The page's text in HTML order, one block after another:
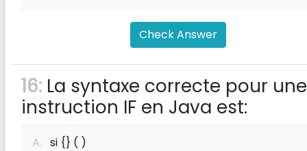
Check Answer
16: La syntaxe correcte pour une
instruction IF en Java est:
A. si {} ( )